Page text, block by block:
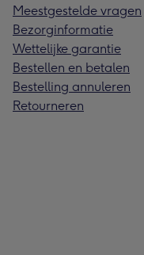
Meestgestelde vragen
Bezorginformatie
Wettelijke garantie
Bestellen en betalen
Bestelling annuleren
Retourneren